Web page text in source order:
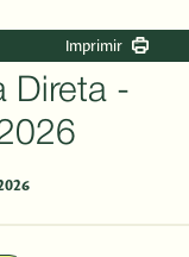
Imprimir
Direta -